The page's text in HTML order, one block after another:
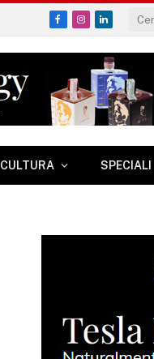
Facebook
Instagram
LinkedIn
CULTURA SPECIALI